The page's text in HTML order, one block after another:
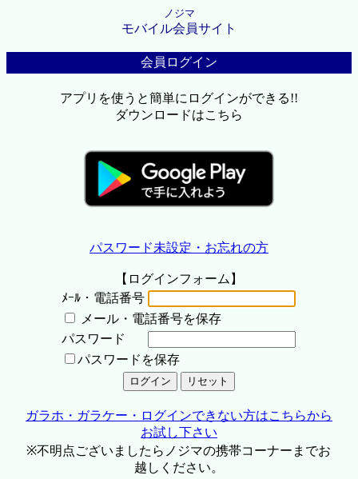
ノジマ
モバイル会員サイト
会員ログイン
アプリを使うと簡単にログインができる!!
ダウンロードはこちら
パスワード未設定・お忘れの方
【ログインフォーム】
ﾒｰﾙ・電話番号
メール・電話番号を保存
パスワード
パスワードを保存
ガラホ・ガラケー・ログインできない方はこちらから
お試し下さい
※不明点ございましたらノジマの携帯コーナーまでお
越しください。